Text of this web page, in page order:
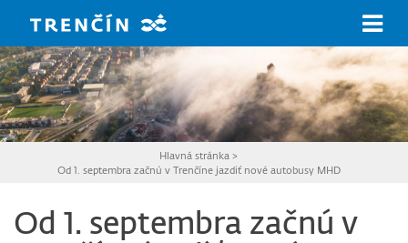
Hlavná stránka >
Od 1. septembra začnú v Trenčíne jazdiť nové autobusy MHD
Od 1. septembra začnú v